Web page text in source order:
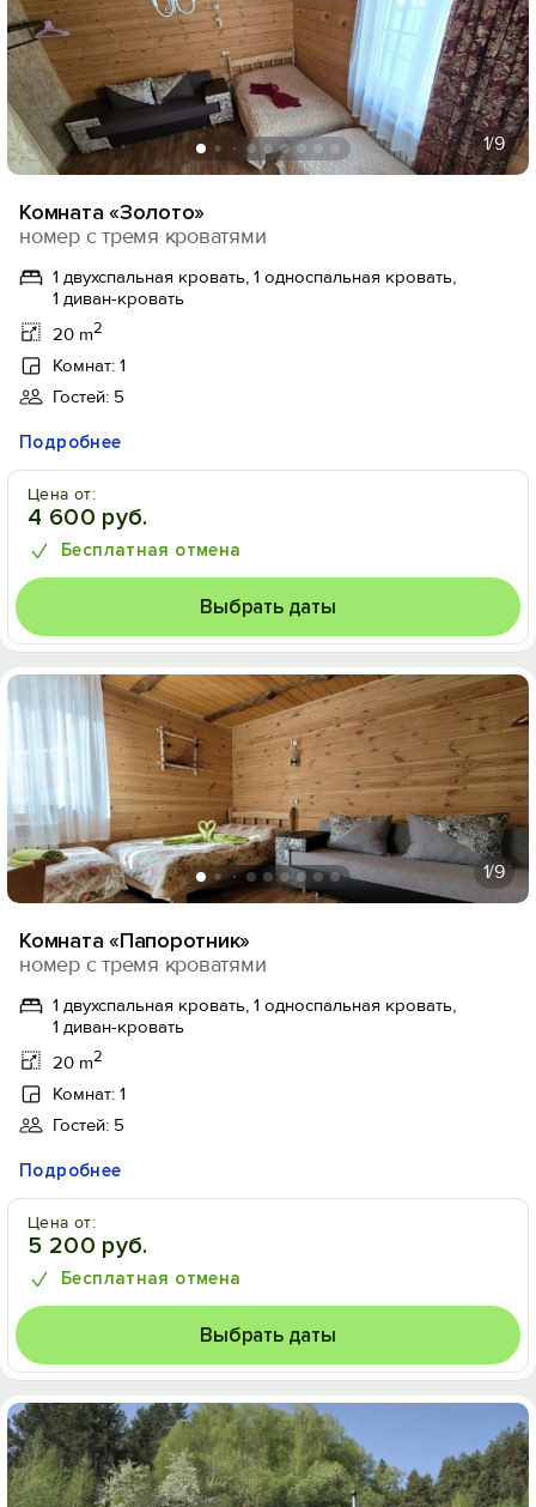
1/9
Комната «Золото»
номер с тремя кроватями
1 двухспальная кровать, 1 односпальная кровать,
1 диван-кровать
20 m2
Комнат: 1
Гостей: 5
Подробнее
Цена от:
4 600 руб.
Бесплатная отмена
Выбрать даты
1/9
Комната «Папоротник»
номер с тремя кроватями
1 двухспальная кровать, 1 односпальная кровать,
1 диван-кровать
20 m2
Комнат: 1
Гостей: 5
Подробнее
Цена от:
5 200 руб.
Бесплатная отмена
Выбрать даты